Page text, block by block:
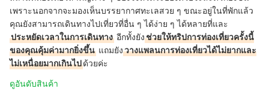
เพราะนอกจากจะมองเห็นบรรยากาศทะเลสวย ๆ ขณะอยู่ในที่พักแล้ว
คุณยังสามารถเดินทางไปเที่ยวที่อื่น ๆ ได้ง่าย ๆ ได้หลายที่และ
ประหยัดเวลาในการเดินทาง อีกทั้งยังช่วยให้ทริปการท่องเที่ยวครั้งนี้
ของคุณคุ้มค่ามากยิ่งขึ้น แถมยังวางแพลนการท่องเที่ยวได้ไม่ยากและ
ไม่เหนื่อยมากเกินไปด้วยค่ะ
ดูอันดับสินค้า